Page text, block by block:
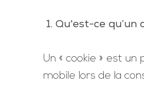
1. Qu'est-ce qu’un
Un « cookie » est
mobile lors de la